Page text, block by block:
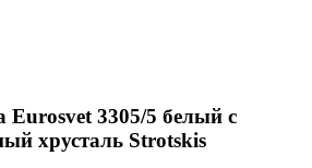
Eurosvet 3305/5 белый с
хрусталь Strotskis